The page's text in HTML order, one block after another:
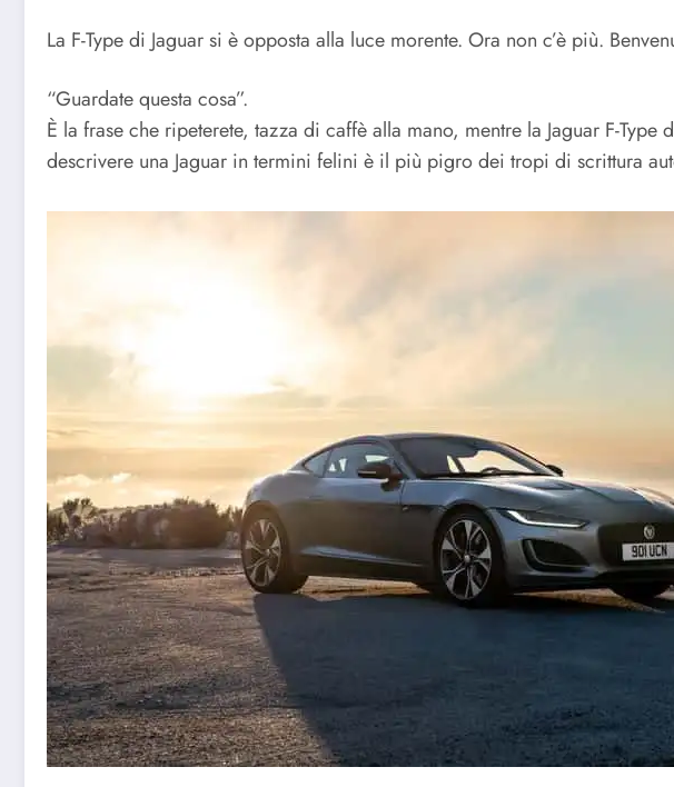
La F-Type di Jaguar si è opposta alla luce morente. Ora non c’è più.
“Guardate questa cosa”.
È la frase che ripeterete, tazza di caffè alla mano, mentre la Jaguar F-
descrivere una Jaguar in termini felini è il più pigro dei tropi di scrittura